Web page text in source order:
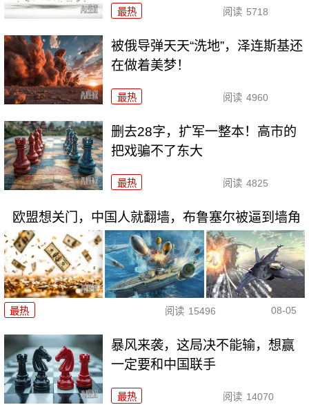
最热 阅读 5718
被俄导弹天天“洗地”，泽连斯基还
在做着美梦！
最热 阅读 4960
删去28字，扩军一整本！高市的
把戏骗不了东大
最热 阅读 4825
欧盟想关门，中国人就翻墙，布鲁塞尔被逼到墙角
最热 阅读 15496 08-05
暴风来袭，这局决不能输，想赢
一定要和中国联手
最热 阅读 14070